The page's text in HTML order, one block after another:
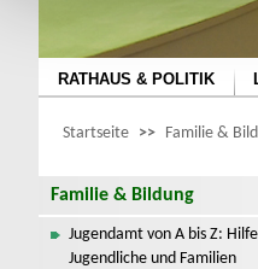
RATHAUS & POLITIK
Startseite >> Familie &
Familie & Bildung
Jugendamt von A bis Z:
Jugendliche und Familien